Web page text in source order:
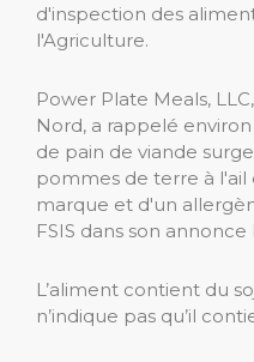
d'inspection des
l'Agriculture.
Power Plate Meals,
Nord, a rappelé
de pain de viande
pommes de terre à l'ail
marque et d'un
FSIS dans son
L’aliment contient du
n’indique pas qu’il